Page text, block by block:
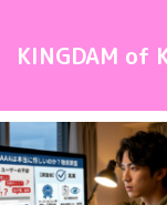
of